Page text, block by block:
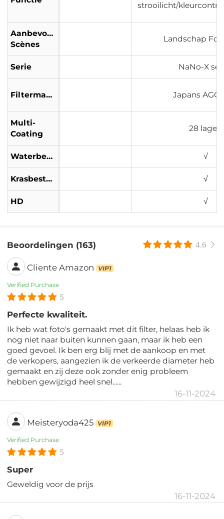
strooilicht/
Aanbevolen
Scènes
Landschap
Serie NaNo-X
Filtermateriaal Japans
Multi-
Coating
28 lagen
Waterbestendig √
Krasbestendig √
HD √
Beoordelingen (163) 4.6
Cliente Amazon VIP1
Verified Purchase
5
Perfecte kwaliteit.
Ik heb wat foto's gemaakt met dit filter, helaas heb ik
nog niet naar buiten kunnen gaan, maar ik heb een
goed gevoel. Ik ben erg blij met de aankoop en met
de verkopers, aangezien ik de verkeerde diameter heb
gemaakt en zij deze ook zonder enig probleem
hebben gewijzigd heel snel......
16-11-2024
Meisteryoda425 VIP1
Verified Purchase
5
Super
Geweldig voor de prijs
16-11-2024